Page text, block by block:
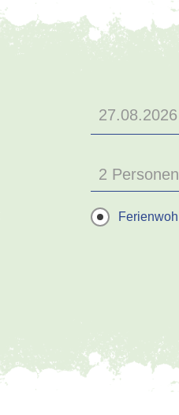
2 Personen